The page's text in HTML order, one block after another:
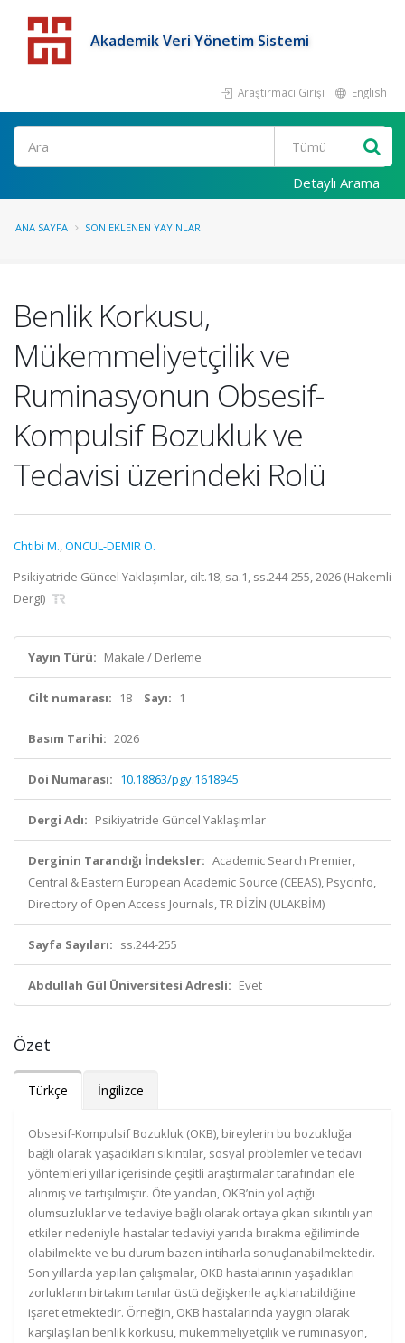
Akademik Veri Yönetim Sistemi
Araştırmacı Girişi English
Detaylı Arama
ANA SAYFA SON EKLENEN YAYINLAR
Benlik Korkusu,
Mükemmeliyetçilik ve
Ruminasyonun Obsesif-
Kompulsif Bozukluk ve
Tedavisi üzerindeki Rolü
Chtibi M.,ONCUL-DEMIR O.
Psikiyatride Güncel Yaklaşımlar, cilt.18, sa.1, ss.244-255, 2026 (Hakemli
Dergi)
Yayın Türü: Makale / Derleme
Cilt numarası: 18 Sayı: 1
Basım Tarihi: 2026
Doi Numarası: 10.18863/pgy.1618945
Dergi Adı: Psikiyatride Güncel Yaklaşımlar
Derginin Tarandığı İndeksler: Academic Search Premier,
Central & Eastern European Academic Source (CEEAS), Psycinfo,
Directory of Open Access Journals, TR DİZİN (ULAKBİM)
Sayfa Sayıları: ss.244-255
Abdullah Gül Üniversitesi Adresli: Evet
Özet
Türkçe İngilizce
Obsesif-Kompulsif Bozukluk (OKB), bireylerin bu bozukluğa
bağlı olarak yaşadıkları sıkıntılar, sosyal problemler ve tedavi
yöntemleri yıllar içerisinde çeşitli araştırmalar tarafından ele
alınmış ve tartışılmıştır. Öte yandan, OKB’nin yol açtığı
olumsuzluklar ve tedaviye bağlı olarak ortaya çıkan sıkıntılı yan
etkiler nedeniyle hastalar tedaviyi yarıda bırakma eğiliminde
olabilmekte ve bu durum bazen intiharla sonuçlanabilmektedir.
Son yıllarda yapılan çalışmalar, OKB hastalarının yaşadıkları
zorlukların birtakım tanılar üstü değişkenle açıklanabildiğine
işaret etmektedir. Örneğin, OKB hastalarında yaygın olarak
karşılaşılan benlik korkusu, mükemmeliyetçilik ve ruminasyon,